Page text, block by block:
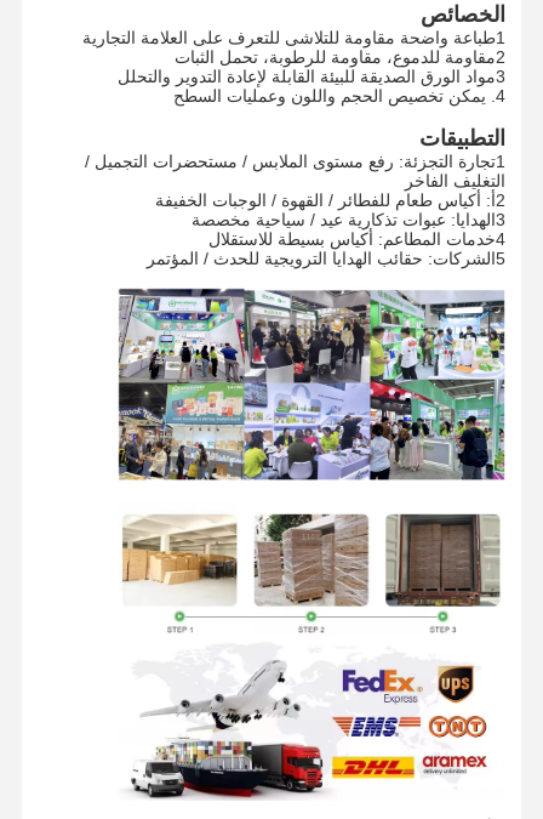
الصفحة
الرئيسية
المنتجات
عرض الواقع
الافتراضي
معلومات عنا
كيس ورقي قابل لإعادة التدوير
أكياس الورق الملتوية الملتوية
الخصائص
1طباعة واضحة مقاومة للتلاشى للتعرف على العلامة التجارية
2مقاومة للدموع، مقاومة للرطوبة، تحمل الثبات
3مواد الورق الصديقة للبيئة القابلة لإعادة التدوير والتحلل
4. يمكن تخصيص الحجم واللون وعمليات السطح
التطبيقات
1تجارة التجزئة: رفع مستوى الملابس / مستحضرات التجميل /
التغليف الفاخر
2أ: أكياس طعام للفطائر / القهوة / الوجبات الخفيفة
3الهدايا: عبوات تذكارية عيد / سياحية مخصصة
4خدمات المطاعم: أكياس بسيطة للاستقلال
5الشركات: حقائب الهدايا الترويجية للحدث / المؤتمر